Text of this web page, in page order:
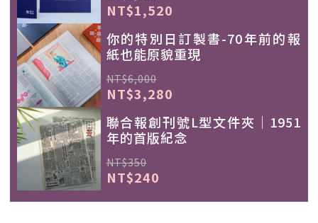
NT$1,520
你的特別日訂製書-70年前的報
紙也能原貌重現
NT$6,000
NT$3,280
聯合報創刊號L型文件夾｜1951
年的首版紀念
NT$350
NT$240